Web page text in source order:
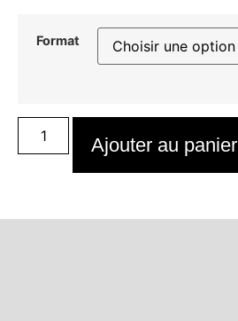
Format
Ajouter au panier